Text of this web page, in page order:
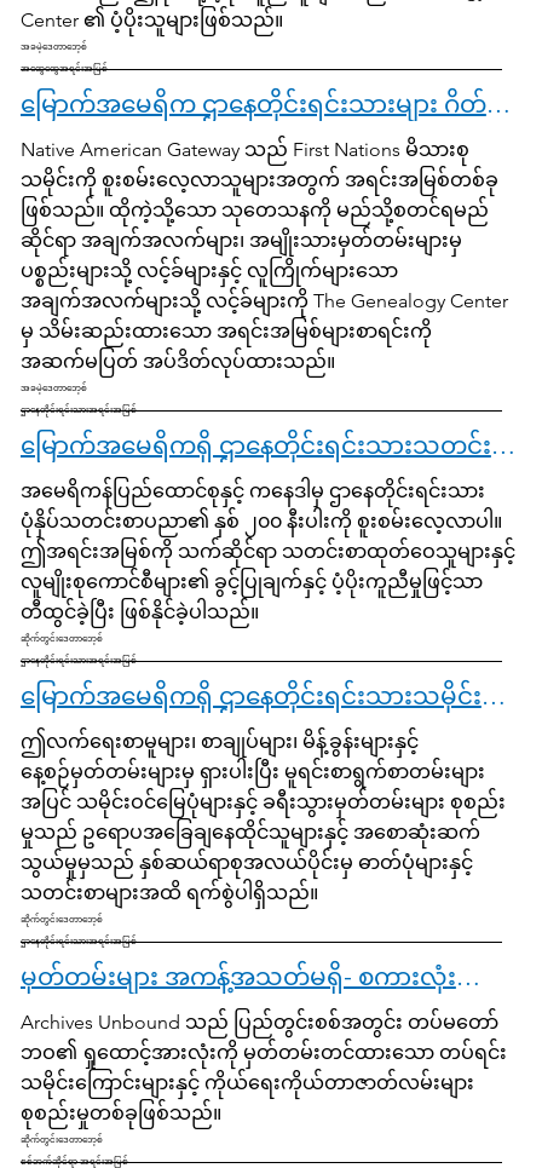
Center ၏ ပံ့ပိုးသူများဖြစ်သည်။
အခမဲ့ဒေတာဘေ့စ်
အထွေထွေအရင်းအမြစ်
မြောက်အမေရိက ဌာနေတိုင်းရင်းသားများ ဂိတ်ဝေး
Native American Gateway သည် First Nations မိသားစု
သမိုင်းကို စူးစမ်းလေ့လာသူများအတွက် အရင်းအမြစ်တစ်ခု
ဖြစ်သည်။ ထိုကဲ့သို့သော သုတေသနကို မည်သို့စတင်ရမည်
ဆိုင်ရာ အချက်အလက်များ၊ အမျိုးသားမှတ်တမ်းများမှ
ပစ္စည်းများသို့ လင့်ခ်များနှင့် လူကြိုက်များသော
အချက်အလက်များသို့ လင့်ခ်များကို The Genealogy Center
မှ သိမ်းဆည်းထားသော အရင်းအမြစ်များစာရင်းကို
အဆက်မပြတ် အပ်ဒိတ်လုပ်ထားသည်။
အခမဲ့ဒေတာဘေ့စ်
ဌာနေတိုင်းရင်းသားအရင်းအမြစ်
မြောက်အမေရိကရှိ ဌာနေတိုင်းရင်းသားသတင်းစာများ
အမေရိကန်ပြည်ထောင်စုနှင့် ကနေဒါမှ ဌာနေတိုင်းရင်းသား
ပုံနှိပ်သတင်းစာပညာ၏ နှစ် ၂၀၀ နီးပါးကို စူးစမ်းလေ့လာပါ။
ဤအရင်းအမြစ်ကို သက်ဆိုင်ရာ သတင်းစာထုတ်ဝေသူများနှင့်
လူမျိုးစုကောင်စီများ၏ ခွင့်ပြုချက်နှင့် ပံ့ပိုးကူညီမှုဖြင့်သာ
တီထွင်ခဲ့ပြီး ဖြစ်နိုင်ခဲ့ပါသည်။
ဆိုက်တွင်းဒေတာဘေ့စ်
ဌာနေတိုင်းရင်းသားအရင်းအမြစ်
မြောက်အမေရိကရှိ ဌာနေတိုင်းရင်းသားသမိုင်းနှင့် ယဉ်ကျေးမှုများ
ဤလက်ရေးစာမူများ၊ စာချုပ်များ၊ မိန့်ခွန်းများနှင့်
နေ့စဉ်မှတ်တမ်းများမှ ရှားပါးပြီး မူရင်းစာရွက်စာတမ်းများ
အပြင် သမိုင်းဝင်မြေပုံများနှင့် ခရီးသွားမှတ်တမ်းများ စုစည်း
မှုသည် ဥရောပအခြေချနေထိုင်သူများနှင့် အစောဆုံးဆက်
သွယ်မှုမှသည် နှစ်ဆယ်ရာစုအလယ်ပိုင်းမှ ဓာတ်ပုံများနှင့်
သတင်းစာများအထိ ရက်စွဲပါရှိသည်။
ဆိုက်တွင်းဒေတာဘေ့စ်
ဌာနေတိုင်းရင်းသားအရင်းအမြစ်
မှတ်တမ်းများ အကန့်အသတ်မရှိ- စကားလုံးများနှင့် လုပ်ရပ်များကြားရှိ ပြည်တွင်းစစ်
Archives Unbound သည် ပြည်တွင်းစစ်အတွင်း တပ်မတော်
ဘဝ၏ ရှုထောင့်အားလုံးကို မှတ်တမ်းတင်ထားသော တပ်ရင်း
သမိုင်းကြောင်းများနှင့် ကိုယ်ရေးကိုယ်တာဇာတ်လမ်းများ
စုစည်းမှုတစ်ခုဖြစ်သည်။
ဆိုက်တွင်းဒေတာဘေ့စ်
စစ်ဘက်ဆိုင်ရာ အရင်းအမြစ်